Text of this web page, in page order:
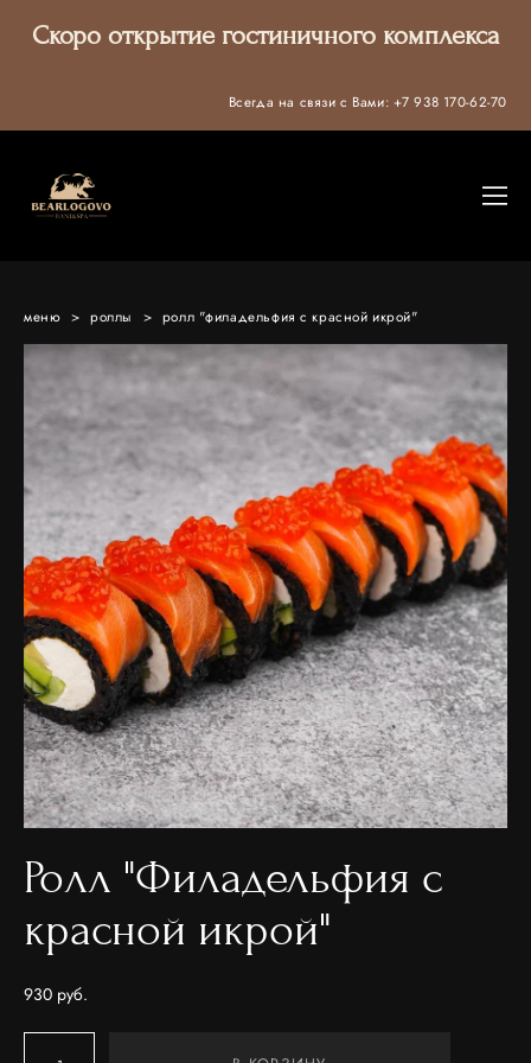
Скоро открытие гостиничного комплекса
Всегда на связи с Вами: +7 938 170-62-70
меню > роллы > ролл "филадельфия с красной икрой"
Ролл "Филадельфия с
красной икрой"
930 pуб.